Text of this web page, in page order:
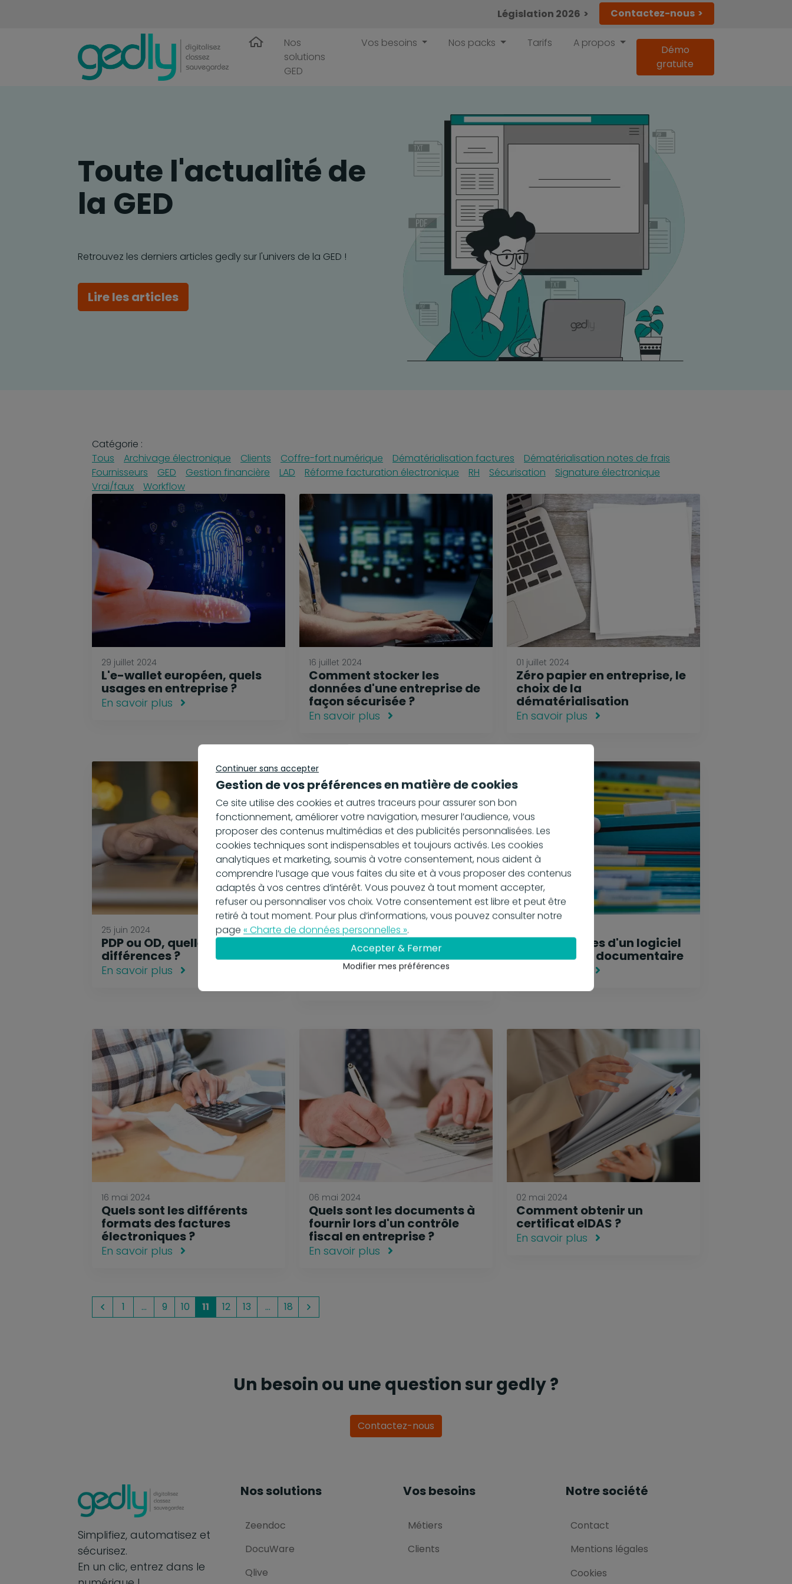
Législation 2026 Contactez-nous
Nos
solutions
GED
Vos besoins Nos packs Tarifs A propos
Démo
gratuite
Toute l'actualité de
la GED
Retrouvez les derniers articles gedly sur l'univers de la GED !
Lire les articles
Catégorie :
Tous
Archivage électronique Clients Coffre-fort numérique Dématérialisation factures
Dématérialisation notes de frais
Fournisseurs
GED Gestion financière LAD Réforme facturation électronique RH Sécurisation
Signature électronique
Vrai/faux
Workflow
29 juillet 2024
L'e-wallet européen, quels
usages en entreprise ?
En savoir plus
16 juillet 2024
Comment stocker les
données d'une entreprise de
façon sécurisée ?
En savoir plus
01 juillet 2024
Zéro papier en entreprise, le
choix de la
dématérialisation
En savoir plus
25 juin 2024
PDP ou OD, quelles
différences ?
En savoir plus
05 juin 2024
Contrôle des documents :
comment s'assurer qu'il n'y
a aucune erreur ?
Les avantages d'un logiciel
d'indexation documentaire
16 mai 2024
Quels sont les différents
formats des factures
électroniques ?
En savoir plus
06 mai 2024
Quels sont les documents à
fournir lors d'un contrôle
fiscal en entreprise ?
En savoir plus
02 mai 2024
Comment obtenir un
certificat eIDAS ?
En savoir plus
Précédent
1 … 9 10 11 12 13 … 18 Suivant
Un besoin ou une question sur gedly ?
Contactez-nous
Simplifiez, automatisez et
sécurisez.
En un clic, entrez dans le
Nos solutions
Zeendoc
DocuWare
Qlive
Vos besoins
Métiers
Clients
Notre société
Contact
Mentions légales
Cookies
Continuer sans accepter
Gestion de vos préférences en matière de cookies
Ce site utilise des cookies et autres traceurs pour assurer son bon
fonctionnement, améliorer votre navigation, mesurer l’audience, vous
proposer des contenus multimédias et des publicités personnalisées. Les
cookies techniques sont indispensables et toujours activés. Les cookies
analytiques et marketing, soumis à votre consentement, nous aident à
comprendre l’usage que vous faites du site et à vous proposer des contenus
adaptés à vos centres d’intérêt. Vous pouvez à tout moment accepter,
refuser ou personnaliser vos choix. Votre consentement est libre et peut être
retiré à tout moment. Pour plus d’informations, vous pouvez consulter notre
page « Charte de données personnelles ».
Accepter & Fermer
Modifier mes préférences